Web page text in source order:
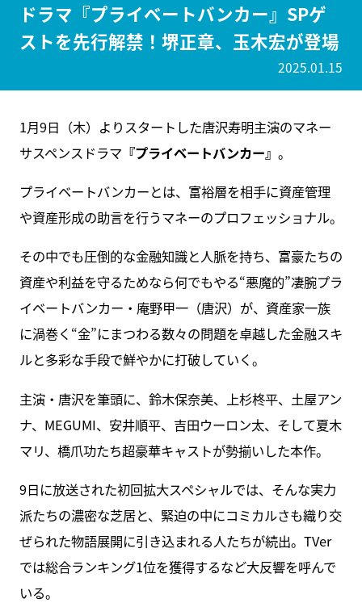
ドラマ『プライベートバンカー』SPゲ
ストを先行解禁！堺正章、玉木宏が登場
2025.01.15
1月9日（木）よりスタートした唐沢寿明主演のマネー
サスペンスドラマ 『プライベートバンカー』 。
プライベートバンカーとは、富裕層を相手に資産管理
や資産形成の助言を行うマネーのプロフェッショナル。
その中でも圧倒的な金融知識と人脈を持ち、富豪たちの
資産や利益を守るためなら何でもやる“悪魔的”凄腕プラ
イベートバンカー・庵野甲一（唐沢）が、資産家一族
に渦巻く“金”にまつわる数々の問題を卓越した金融スキ
ルと多彩な手段で鮮やかに打破していく。
主演・唐沢を筆頭に、鈴木保奈美、上杉柊平、土屋アン
ナ、MEGUMI、安井順平、吉田ウーロン太、そして夏木
マリ、橋爪功たち超豪華キャストが勢揃いした本作。
9日に放送された初回拡大スペシャルでは、そんな実力
派たちの濃密な芝居と、緊迫の中にコミカルさも織り交
ぜられた物語展開に引き込まれる人たちが続出。TVer
では総合ランキング1位を獲得するなど大反響を呼んで
いる。